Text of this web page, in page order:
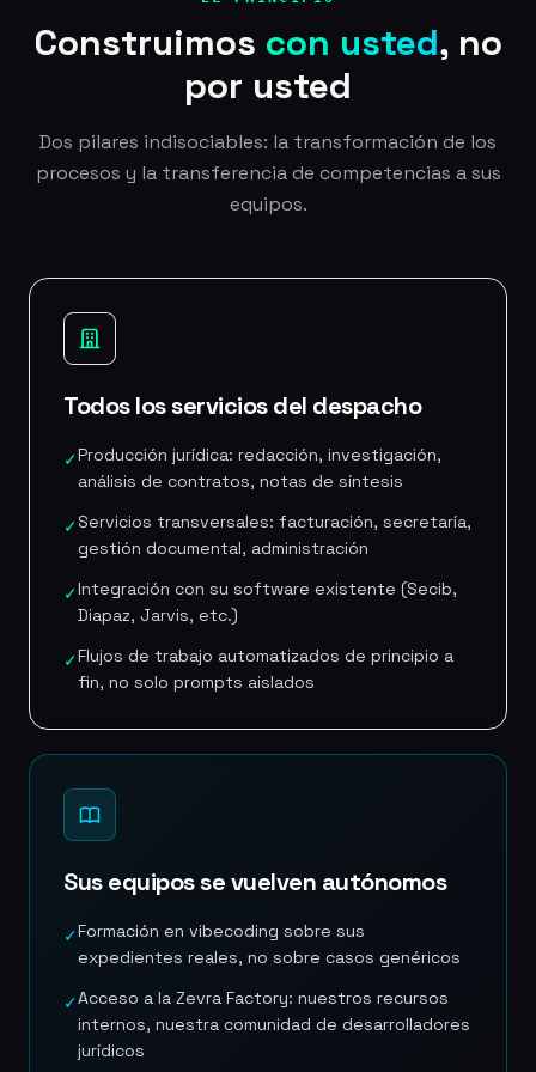
Construimos con usted, no
por usted
Dos pilares indisociables: la transformación de los
procesos y la transferencia de competencias a sus
equipos.
Todos los servicios del despacho
✓Producción jurídica: redacción, investigación,
análisis de contratos, notas de síntesis
✓Servicios transversales: facturación, secretaría,
gestión documental, administración
✓Integración con su software existente (Secib,
Diapaz, Jarvis, etc.)
✓Flujos de trabajo automatizados de principio a
fin, no solo prompts aislados
Sus equipos se vuelven autónomos
✓Formación en vibecoding sobre sus
expedientes reales, no sobre casos genéricos
✓Acceso a la Zevra Factory: nuestros recursos
internos, nuestra comunidad de desarrolladores
jurídicos